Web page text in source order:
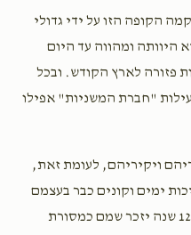
Yizkor
הוקמה הקופה הזו על ידי גדולי
היוותה ומהווה עד היום
פזורה לארץ הקודש. ובכל
"חברת המשניות" אפילו
ויקיריהם, לעומת זאת,
ימים וקונים כבר בעצמם
זכות בחייהם תוך הבטחה שלאחר 120 שנה יזכר שמם כמסורת